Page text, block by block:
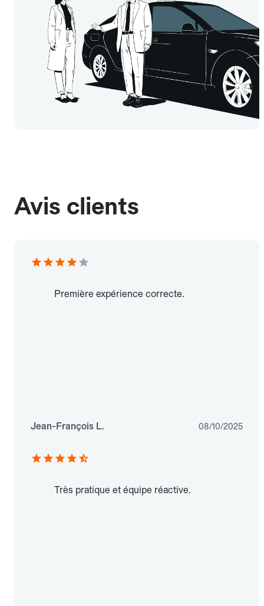
Avis clients
Première expérience correcte.
Jean-François L. 08/10/2025
Très pratique et équipe réactive.